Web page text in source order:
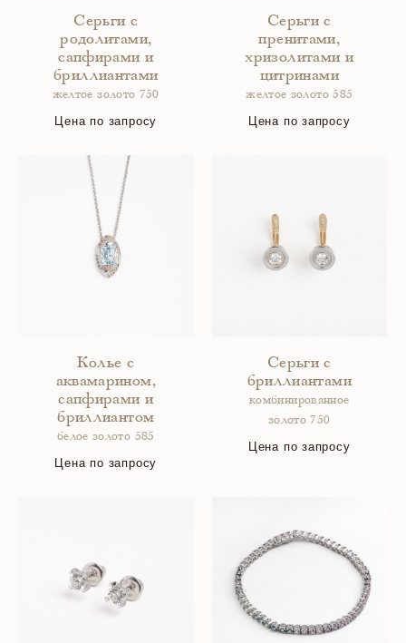
Серьги с
родолитами,
сапфирами и
бриллиантами
желтое золото 750
Цена по запросу
Серьги с
пренитами,
хризолитами и
цитринами
желтое золото 585
Цена по запросу
Колье с
аквамарином,
сапфирами и
бриллиантом
белое золото 585
Цена по запросу
Серьги с
бриллиантами
комбинированное
золото 750
Цена по запросу